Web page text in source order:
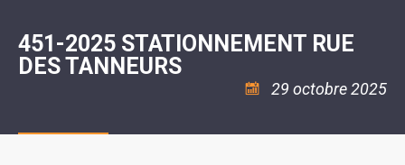
SUZE
451-2025 STATIONNEMENT RUE
DES TANNEURS
29 octobre 2025